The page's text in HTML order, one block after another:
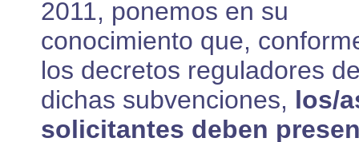
2011, ponemos en su
conocimiento que,
los decretos reguladores
dichas subvenciones, los/
solicitantes deben